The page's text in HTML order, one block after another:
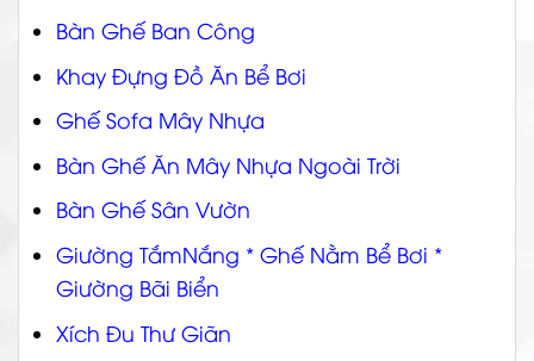
Bàn Ghế Ban Công
Khay Đựng Đồ Ăn Bể Bơi
Ghế Sofa Mây Nhựa
Bàn Ghế Ăn Mây Nhựa Ngoài Trời
Bàn Ghế Sân Vườn
Giường TắmNắng * Ghế Nằm Bể Bơi *
Giường Bãi Biển
Xích Đu Thư Giãn